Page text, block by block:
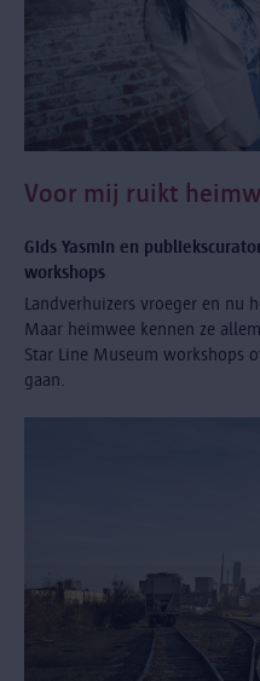
Voor mij ruikt
Gids Yasmin en
workshops
Landverhuizers vroeger en nu
Maar heimwee kennen ze
Star Line Museum workshops
gaan.